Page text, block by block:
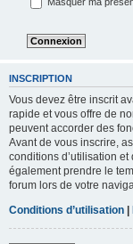
INSCRIPTION
Vous devez être inscrit
rapide et vous offre de
peuvent accorder des
Avant de vous inscrire,
conditions d’utilisation
également prendre le
forum lors de votre
Conditions d’utilisation |